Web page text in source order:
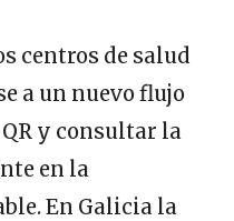
centros de salud
a un nuevo flujo
y consultar la
en la
En Galicia la